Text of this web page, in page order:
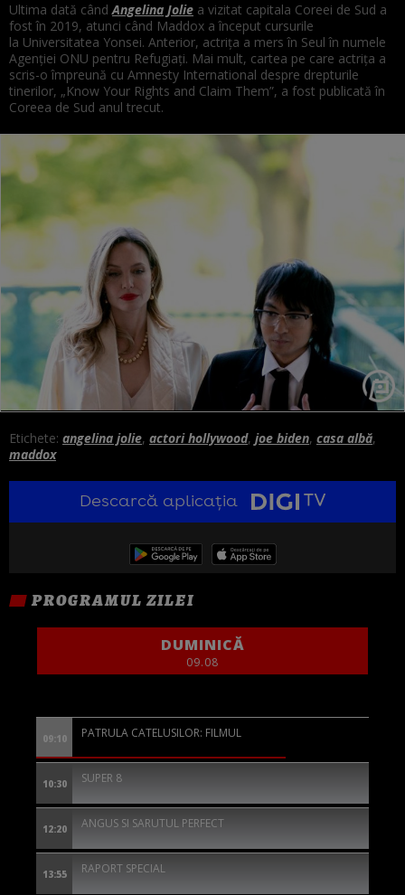
Ultima dată când Angelina Jolie a vizitat capitala Coreei de Sud a
fost în 2019, atunci când Maddox a început cursurile
la Universitatea Yonsei. Anterior, actrița a mers în Seul în numele
Agenției ONU pentru Refugiați. Mai mult, cartea pe care actrița a
scris-o împreună cu Amnesty International despre drepturile
tinerilor, „Know Your Rights and Claim Them”, a fost publicată în
Coreea de Sud anul trecut.
Etichete: angelina jolie, actori hollywood, joe biden, casa albă,
maddox
Descarcă aplicația
PROGRAMUL ZILEI
DUMINICĂ
09.08
09:10 PATRULA CATELUSILOR: FILMUL
10:30 SUPER 8
12:20 ANGUS SI SARUTUL PERFECT
13:55 RAPORT SPECIAL